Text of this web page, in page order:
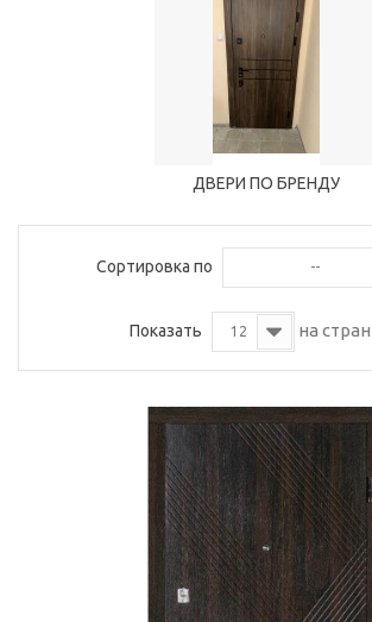
ДВЕРИ ПО БРЕНДУ
Сортировка по --
Показать 12 на